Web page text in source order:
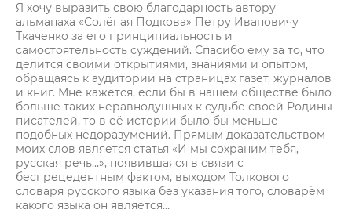
Я хочу выразить свою благодарность автору
альманаха «Солёная Подкова» Петру Ивановичу
Ткаченко за его принципиальность и
самостоятельность суждений. Спасибо ему за то, что
делится своими открытиями, знаниями и опытом,
обращаясь к аудитории на страницах газет, журналов
и книг. Мне кажется, если бы в нашем обществе было
больше таких неравнодушных к судьбе своей Родины
писателей, то в её истории было бы меньше
подобных недоразумений. Прямым доказательством
моих слов является статья «И мы сохраним тебя,
русская речь…», появившаяся в связи с
беспрецедентным фактом, выходом Толкового
словаря русского языка без указания того, словарём
какого языка он является…